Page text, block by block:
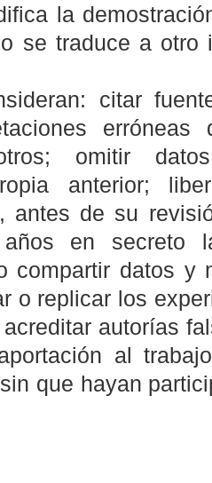
la
se traduce a otro
citar
omitir
anterior;
antes de su
en secreto
compartir datos y
o replicar los
autorías
al
que hayan